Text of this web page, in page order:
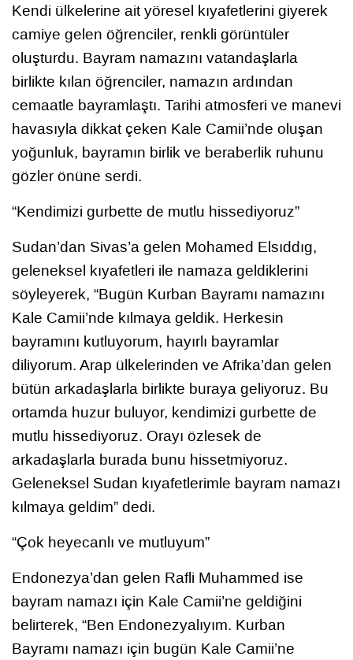
Kendi ülkelerine ait yöresel kıyafetlerini giyerek
camiye gelen öğrenciler, renkli görüntüler
oluşturdu. Bayram namazını vatandaşlarla
birlikte kılan öğrenciler, namazın ardından
cemaatle bayramlaştı. Tarihi atmosferi ve manevi
havasıyla dikkat çeken Kale Camii’nde oluşan
yoğunluk, bayramın birlik ve beraberlik ruhunu
gözler önüne serdi.
“Kendimizi gurbette de mutlu hissediyoruz”
Sudan’dan Sivas’a gelen Mohamed Elsıddıg,
geleneksel kıyafetleri ile namaza geldiklerini
söyleyerek, “Bugün Kurban Bayramı namazını
Kale Camii’nde kılmaya geldik. Herkesin
bayramını kutluyorum, hayırlı bayramlar
diliyorum. Arap ülkelerinden ve Afrika’dan gelen
bütün arkadaşlarla birlikte buraya geliyoruz. Bu
ortamda huzur buluyor, kendimizi gurbette de
mutlu hissediyoruz. Orayı özlesek de
arkadaşlarla burada bunu hissetmiyoruz.
Geleneksel Sudan kıyafetlerimle bayram namazı
kılmaya geldim” dedi.
“Çok heyecanlı ve mutluyum”
Endonezya’dan gelen Rafli Muhammed ise
bayram namazı için Kale Camii’ne geldiğini
belirterek, “Ben Endonezyalıyım. Kurban
Bayramı namazı için bugün Kale Camii’ne